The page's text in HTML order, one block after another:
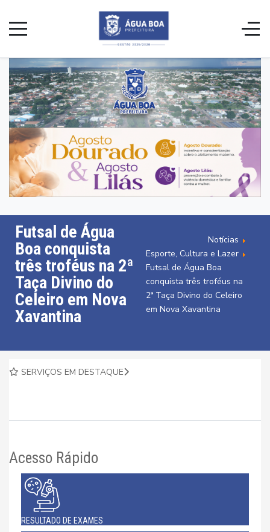
Futsal de Água
Boa conquista
três troféus na 2ª
Taça Divino do
Celeiro em Nova
Xavantina
Notícias
Esporte, Cultura e Lazer
Futsal de Água Boa
conquista três troféus na
2ª Taça Divino do Celeiro
em Nova Xavantina
SERVIÇOS EM DESTAQUE
Acesso Rápido
RESULTADO DE EXAMES